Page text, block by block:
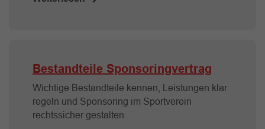
Bestandteile Sponsoringvertrag
Wichtige Bestandteile kennen, Leistungen klar
regeln und Sponsoring im Sportverein
rechtssicher gestalten